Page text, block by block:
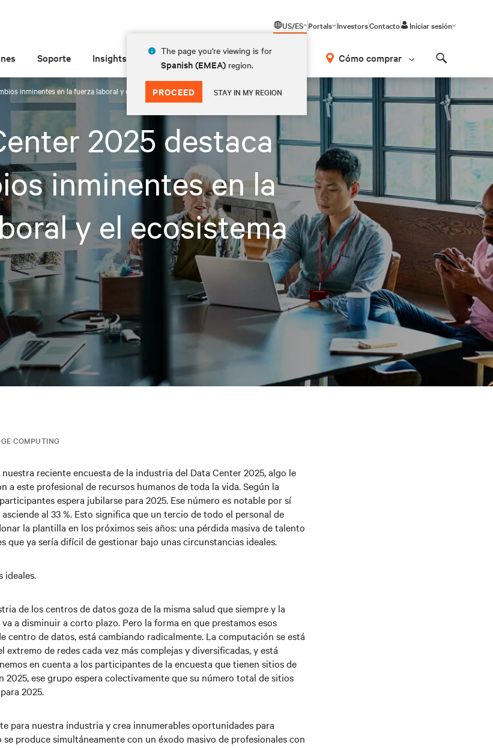
US/ES
The page you're viewing is for
Spanish (EMEA) region.
PROCEED STAY IN MY REGION
Portals InvestorsContacto Iniciar sesión
Soporte Insights Acerca de las Cómo comprar
inminentes en la fuerza laboral y el ecosistema de datos
2025 destaca
inminentes en la
y el ecosistema
COMPUTING
reciente encuesta de la industria del Data Center 2025, algo le
a este profesional de recursos humanos de toda la vida. Según la
espera jubilarse para 2025. Ese número es notable por sí
al 33 %. Esto significa que un tercio de todo el personal de
la plantilla en los próximos seis años: una pérdida masiva de talento
que ya sería difícil de gestionar bajo unas circunstancias ideales.
ideales.
de los centros de datos goza de la misma salud que siempre y la
a disminuir a corto plazo. Pero la forma en que prestamos esos
centro de datos, está cambiando radicalmente. La computación se está
extremo de redes cada vez más complejas y diversificadas, y está
en cuenta a los participantes de la encuesta que tienen sitios de
2025, ese grupo espera colectivamente que su número total de sitios
2025.
para nuestra industria y crea innumerables oportunidades para
produce simultáneamente con un éxodo masivo de profesionales con